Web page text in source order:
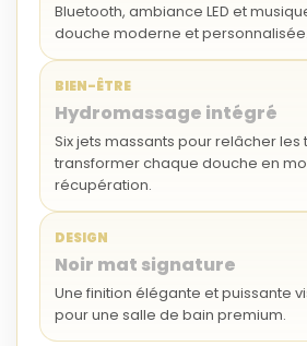
Bluetooth, ambiance LED et
douche moderne et personnalisée.
BIEN-ÊTRE
Hydromassage intégré
Six jets massants pour relâcher les
transformer chaque douche en
récupération.
DESIGN
Noir mat signature
Une finition élégante et puissante
pour une salle de bain premium.